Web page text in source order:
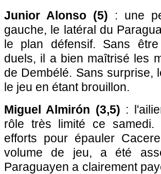
Junior Alonso (5) : une
gauche, le latéral du
le plan défensif. Sans
duels, il a bien maîtrisé les
de Dembélé. Sans surprise,
le jeu en étant brouillon.
Miguel Almirón (3,5) :
rôle très limité ce samedi.
efforts pour épauler
volume de jeu, a été
Paraguayen a clairement